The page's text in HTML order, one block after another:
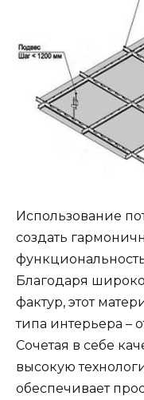
Использование
создать
Благодаря
фактур, этот
типа интерьера –
Сочетая в себе
высокую
обеспечивает